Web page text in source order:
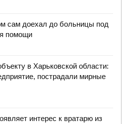
сам доехал до больницы под
помощи
в Харьковской области:
пострадали мирные
интерес к вратарю из